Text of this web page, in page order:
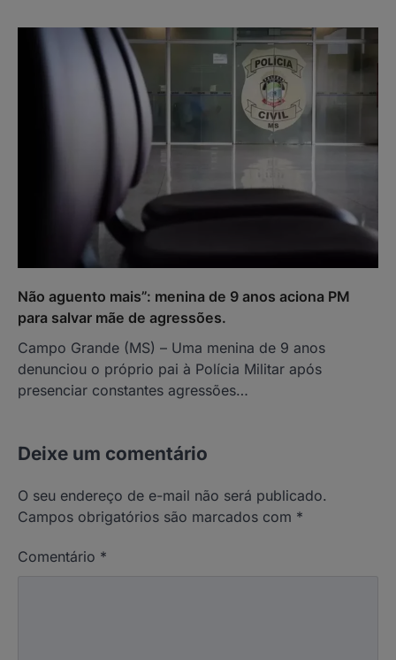
Não aguento mais”: menina de 9 anos aciona PM
para salvar mãe de agressões.
Campo Grande (MS) – Uma menina de 9 anos
denunciou o próprio pai à Polícia Militar após
presenciar constantes agressões…
Deixe um comentário
O seu endereço de e-mail não será publicado.
Campos obrigatórios são marcados com *
Comentário *